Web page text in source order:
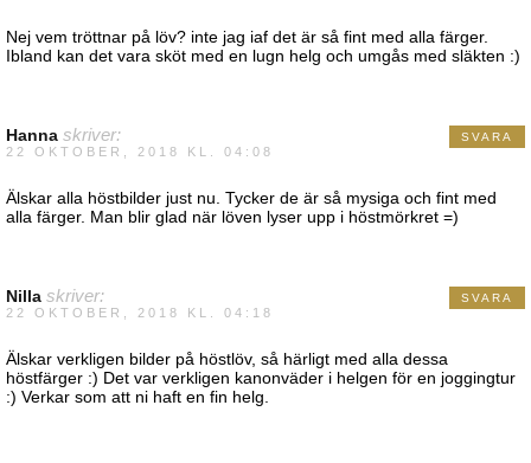
Nej vem tröttnar på löv? inte jag iaf det är så fint med alla färger.
Ibland kan det vara sköt med en lugn helg och umgås med släkten :)
Hanna skriver:
22 OKTOBER, 2018 KL. 04:08
Älskar alla höstbilder just nu. Tycker de är så mysiga och fint med
alla färger. Man blir glad när löven lyser upp i höstmörkret =)
SVARA
Nilla skriver:
22 OKTOBER, 2018 KL. 04:18
Älskar verkligen bilder på höstlöv, så härligt med alla dessa
höstfärger :) Det var verkligen kanonväder i helgen för en joggingtur
:) Verkar som att ni haft en fin helg.
SVARA